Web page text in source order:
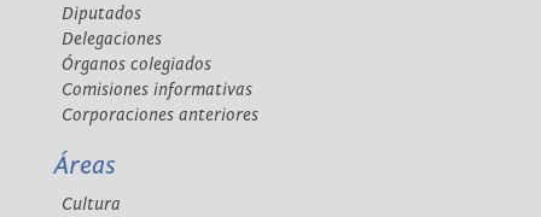
Diputados
Delegaciones
Órganos colegiados
Comisiones informativas
Corporaciones anteriores
Áreas
Cultura